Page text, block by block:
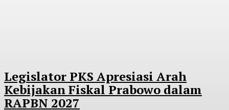
Legislator PKS Apresiasi Arah
Kebijakan Fiskal Prabowo dalam
RAPBN 2027